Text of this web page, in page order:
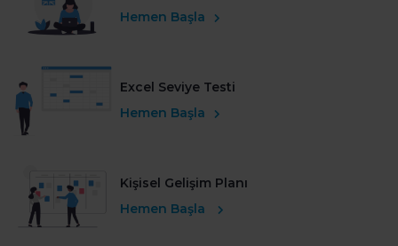
Hemen Başla
Excel Seviye Testi
Hemen Başla
Kişisel Gelişim Planı
Hemen Başla